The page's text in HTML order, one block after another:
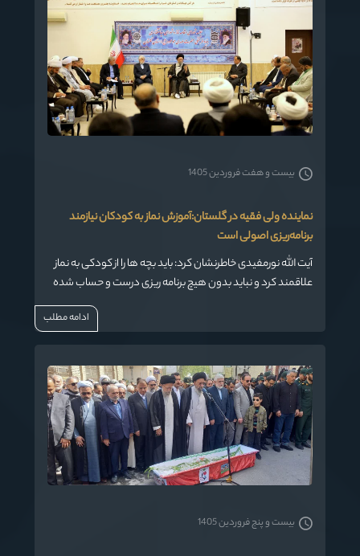
نماینده ولی فقیه در گلستان:آموزش نماز به کودکان نیازمند
برنامه‌ریزی اصولی است
آیت الله نورمفیدی خاطرنشان کرد: باید بچه ها را از کودکی به نماز
علاقمند کرد و نباید بدون هیچ برنامه ریزی درست و حساب شده
بیست و هفت فروردین 1405
ادامه مطلب
بیست و پنج فروردین 1405